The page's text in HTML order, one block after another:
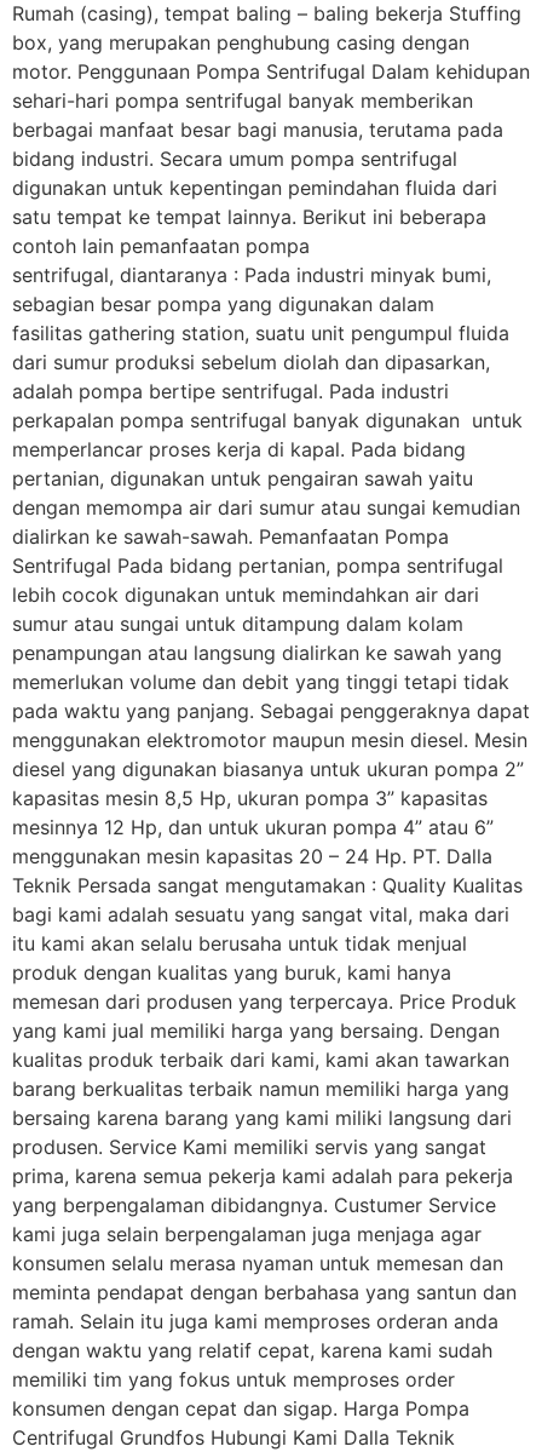
Rumah (casing), tempat baling – baling bekerja Stuffing
box, yang merupakan penghubung casing dengan
motor. Penggunaan Pompa Sentrifugal Dalam kehidupan
sehari-hari pompa sentrifugal banyak memberikan
berbagai manfaat besar bagi manusia, terutama pada
bidang industri. Secara umum pompa sentrifugal
digunakan untuk kepentingan pemindahan fluida dari
satu tempat ke tempat lainnya. Berikut ini beberapa
contoh lain pemanfaatan pompa
sentrifugal, diantaranya : Pada industri minyak bumi,
sebagian besar pompa yang digunakan dalam
fasilitas gathering station, suatu unit pengumpul fluida
dari sumur produksi sebelum diolah dan dipasarkan,
adalah pompa bertipe sentrifugal. Pada industri
perkapalan pompa sentrifugal banyak digunakan untuk
memperlancar proses kerja di kapal. Pada bidang
pertanian, digunakan untuk pengairan sawah yaitu
dengan memompa air dari sumur atau sungai kemudian
dialirkan ke sawah-sawah. Pemanfaatan Pompa
Sentrifugal Pada bidang pertanian, pompa sentrifugal
lebih cocok digunakan untuk memindahkan air dari
sumur atau sungai untuk ditampung dalam kolam
penampungan atau langsung dialirkan ke sawah yang
memerlukan volume dan debit yang tinggi tetapi tidak
pada waktu yang panjang. Sebagai penggeraknya dapat
menggunakan elektromotor maupun mesin diesel. Mesin
diesel yang digunakan biasanya untuk ukuran pompa 2”
kapasitas mesin 8,5 Hp, ukuran pompa 3” kapasitas
mesinnya 12 Hp, dan untuk ukuran pompa 4” atau 6”
menggunakan mesin kapasitas 20 – 24 Hp. PT. Dalla
Teknik Persada sangat mengutamakan : Quality Kualitas
bagi kami adalah sesuatu yang sangat vital, maka dari
itu kami akan selalu berusaha untuk tidak menjual
produk dengan kualitas yang buruk, kami hanya
memesan dari produsen yang terpercaya. Price Produk
yang kami jual memiliki harga yang bersaing. Dengan
kualitas produk terbaik dari kami, kami akan tawarkan
barang berkualitas terbaik namun memiliki harga yang
bersaing karena barang yang kami miliki langsung dari
produsen. Service Kami memiliki servis yang sangat
prima, karena semua pekerja kami adalah para pekerja
yang berpengalaman dibidangnya. Custumer Service
kami juga selain berpengalaman juga menjaga agar
konsumen selalu merasa nyaman untuk memesan dan
meminta pendapat dengan berbahasa yang santun dan
ramah. Selain itu juga kami memproses orderan anda
dengan waktu yang relatif cepat, karena kami sudah
memiliki tim yang fokus untuk memproses order
konsumen dengan cepat dan sigap. Harga Pompa
Centrifugal Grundfos Hubungi Kami Dalla Teknik